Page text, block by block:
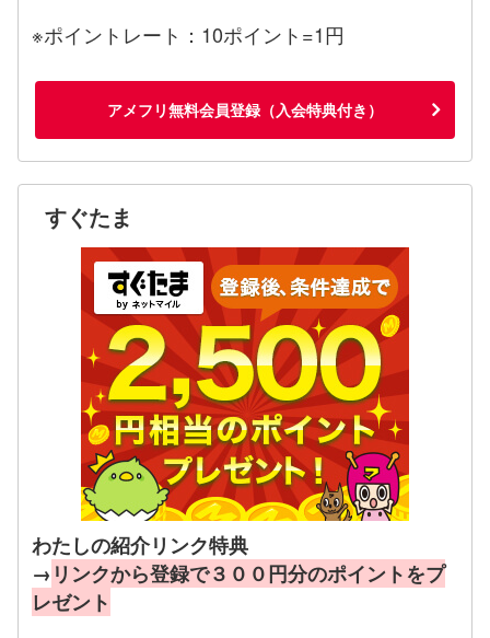
※ポイントレート：10ポイント=1円
アメフリ無料会員登録（入会特典付き）
すぐたま
わたしの紹介リンク特典
→ リンクから登録で３００円分のポイントをプ
レゼント